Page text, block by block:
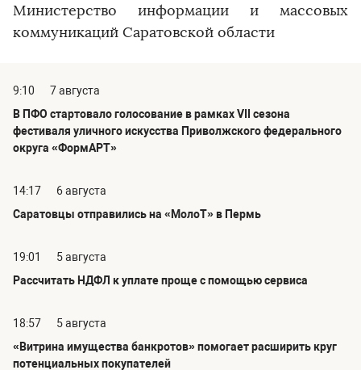
Министерство информации и массовых
коммуникаций Саратовской области
9:10
7 августа
В ПФО стартовало голосование в рамках VII сезона
фестиваля уличного искусства Приволжского федерального
округа «ФормАРТ»
14:17
6 августа
Саратовцы отправились на «МолоТ» в Пермь
19:01
5 августа
Рассчитать НДФЛ к уплате проще с помощью сервиса
18:57
5 августа
«Витрина имущества банкротов» помогает расширить круг
потенциальных покупателей